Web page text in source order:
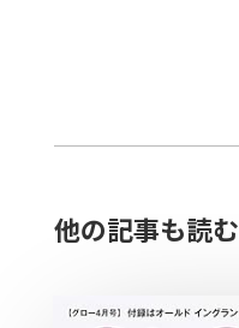
他の記事も読む​